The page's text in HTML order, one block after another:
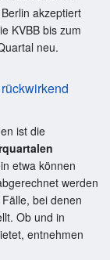
akzeptiert
KVBB bis zum
neu.
ist die
etwa können
werden
bei denen
Ob und in
entnehmen